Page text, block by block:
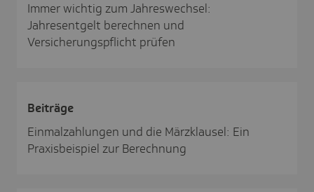
Immer wichtig zum Jahreswechsel:
Jahresentgelt berechnen und
Versicherungspflicht prüfen
Beiträge
Einmalzahlungen und die Märzklausel: Ein
Praxisbeispiel zur Berechnung